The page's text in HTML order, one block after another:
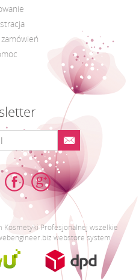
Kosmetyki Profesjonalnej wszelkie
webstore system